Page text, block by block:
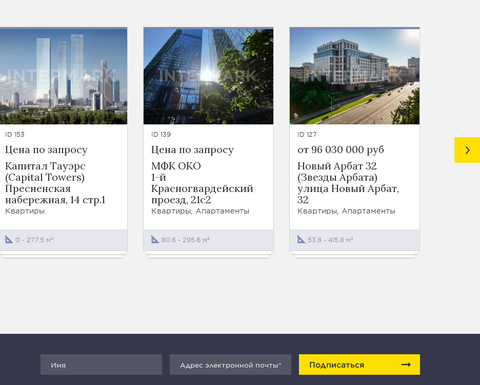
ID 153
Цена по запросу
Капитал Тауэрс
(Capital Towers)
Пресненская
набережная, 14 стр.1
Квартиры
0 - 277.5 м²
ID 139
Цена по запросу
МФК ОКО
1-й
Красногвардейский
проезд, 21с2
Квартиры, Апартаменты
80.6 - 295.6 м²
ID 127
от 96 030 000 руб
Новый Арбат 32
(Звезды Арбата)
улица Новый Арбат,
32
Квартиры, Апартаменты
53.8 - 415.8 м²
Цена
Подписаться